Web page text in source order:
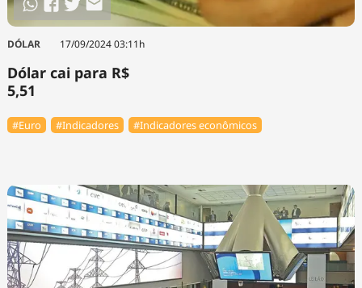
DÓLAR 17/09/2024 03:11h
Dólar cai para R$
5,51
#Euro #Indicadores #Indicadores econômicos